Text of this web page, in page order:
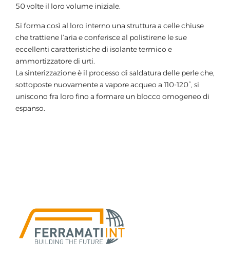
50 volte il loro volume iniziale.
Si forma così al loro interno una struttura a celle chiuse
che trattiene l’aria e conferisce al polistirene le sue
eccellenti caratteristiche di isolante termico e
ammortizzatore di urti.
La sinterizzazione è il processo di saldatura delle perle che,
sottoposte nuovamente a vapore acqueo a 110-120°, si
uniscono fra loro fino a formare un blocco omogeneo di
espanso.